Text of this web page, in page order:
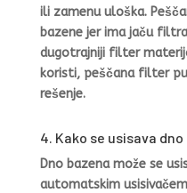
ili zamenu uloška.
bazene jer ima jaču
dugotrajniji filter
koristi, peščana filter
rešenje.
4. Kako se usisava
Dno bazena može se
automatskim